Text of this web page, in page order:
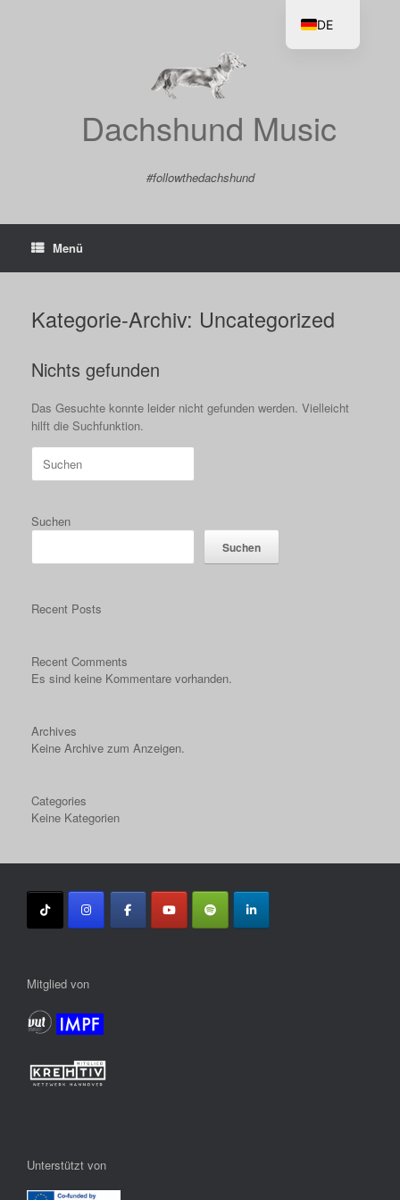
Dachshund Music
#followthedachshund
Menü
Kategorie-Archiv: Uncategorized
Nichts gefunden
Das Gesuchte konnte leider nicht gefunden werden. Vielleicht
hilft die Suchfunktion.
Suchen
nach:
Suchen
Suchen
Recent Posts
Recent Comments
Es sind keine Kommentare vorhanden.
Archives
Keine Archive zum Anzeigen.
Categories
Keine Kategorien
Mitglied von
Unterstützt von
DE
EN